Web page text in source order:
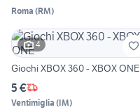
Roma (RM)
4
Giochi XBOX 360 - XBOX ONE
5 €
Ventimiglia (IM)